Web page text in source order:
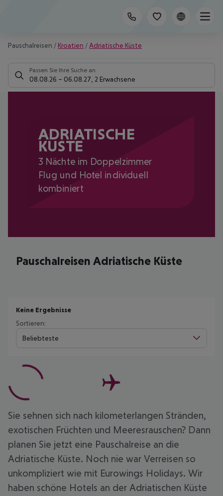
Pauschalreisen / Kroatien /Adriatische Küste
Passen Sie Ihre Suche an
08.08.26 – 06.08.27 2 Erwachsene
ADRIATISCHE
KÜSTE
3 Nächte im Doppelzimmer
Flug und Hotel individuell
kombiniert
Pauschalreisen Adriatische Küste
Keine Ergebnisse
Sortieren:
Beliebteste
Sie sehnen sich nach kilometerlangen Stränden,
exotischen Früchten und Meeresrauschen? Dann
planen Sie jetzt eine Pauschalreise an die
Adriatische Küste. Noch nie war Verreisen so
unkompliziert wie mit Eurowings Holidays. Wir
haben schöne Hotels an der Adriatischen Küste